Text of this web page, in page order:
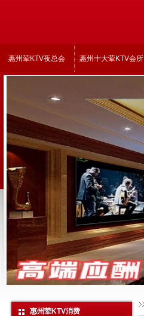
惠州荤KTV夜总会 惠州十大荤KTV会所
惠州荤KTV消费